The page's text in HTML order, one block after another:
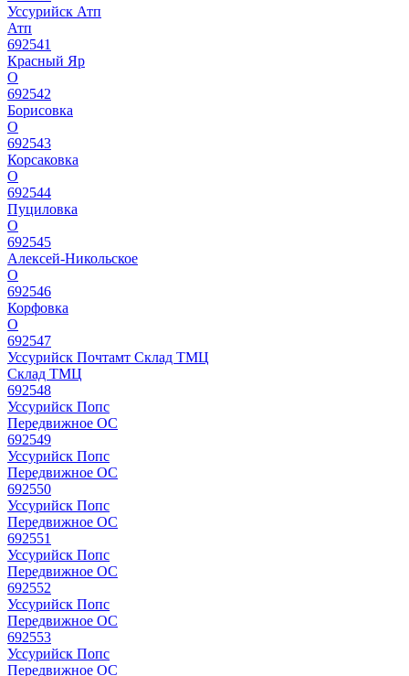
Уссурийск Атп
Атп
692541
Красный Яр
О
692542
Борисовка
О
692543
Корсаковка
О
692544
Пуциловка
О
692545
Алексей-Никольское
О
692546
Корфовка
О
692547
Уссурийск Почтамт Склад ТМЦ
Склад ТМЦ
692548
Уссурийск Попс
Передвижное ОС
692549
Уссурийск Попс
Передвижное ОС
692550
Уссурийск Попс
Передвижное ОС
692551
Уссурийск Попс
Передвижное ОС
692552
Уссурийск Попс
Передвижное ОС
692553
Уссурийск Попс
Передвижное ОС